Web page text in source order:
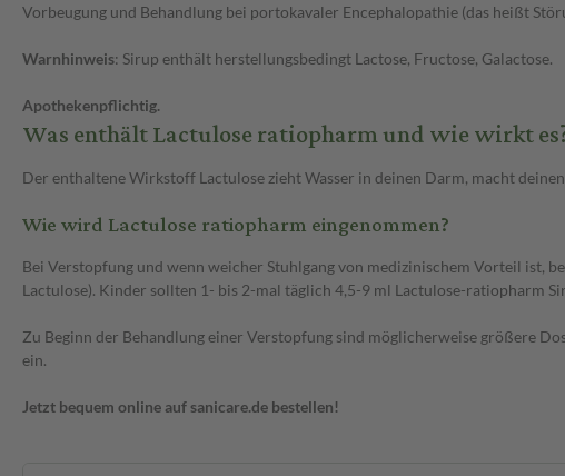
Vorbeugung und Behandlung bei portokavaler Encephalopathie (das heißt
Warnhinweis: Sirup enthält herstellungsbedingt Lactose, Fructose, Galactose.
Apothekenpflichtig.
Was enthält Lactulose ratiopharm und wie wirkt
Der enthaltene Wirkstoff Lactulose zieht Wasser in deinen Darm, macht
Wie wird Lactulose ratiopharm eingenommen?
Bei Verstopfung und wenn weicher Stuhlgang von medizinischem Vorteil ist,
Lactulose). Kinder sollten 1- bis 2-mal täglich 4,5-9 ml Lactulose-ratiopharm
Zu Beginn der Behandlung einer Verstopfung sind möglicherweise größere
ein.
Jetzt bequem online auf sanicare.de bestellen!